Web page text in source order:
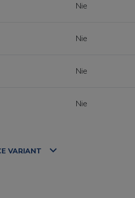
Nie
Nie
Nie
Nie
VARIANT